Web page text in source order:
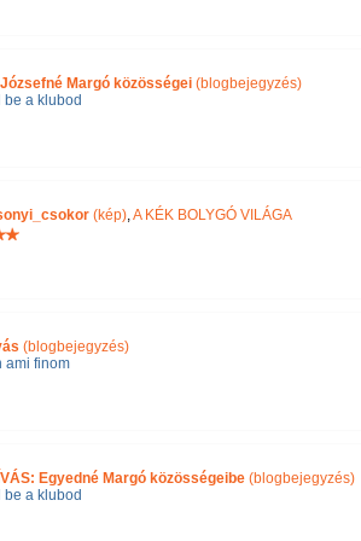
Margó közösségei (blogbejegyzés)
be a klubod
(kép),A KÉK BOLYGÓ VILÁGA
(blogbejegyzés)
ami finom
Egyedné Margó közösségeibe (blogbejegyzés)
be a klubod